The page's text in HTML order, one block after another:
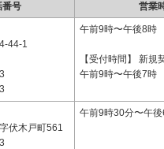
番号 営業
44-1
午前9時〜午後8時
【受付時間】 新規
午前9時〜午後7時
伏木戸町561
午前9時30分〜午